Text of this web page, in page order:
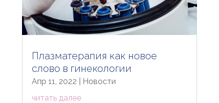
Плазматерапия как новое
слово в гинекологии
Апр 11, 2022
Новости
читать далее